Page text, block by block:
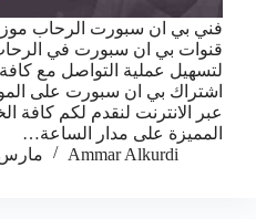
فني بي ان سبورت الرحاب
قنوات بي ان سبورت في
لتسهيل عملية التواصل مع
اشتراك بي ان سبورت على
عبر الانترنت لنقدم لكم كافة
المميزة على مدار الساعة…
Ammar Alkurdi
مارس 29,